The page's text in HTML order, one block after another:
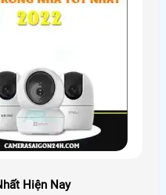
Hiện Nay